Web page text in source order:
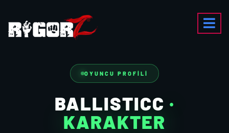
OYUNCU PROFILI
BALLISTICC ·
KARAKTER